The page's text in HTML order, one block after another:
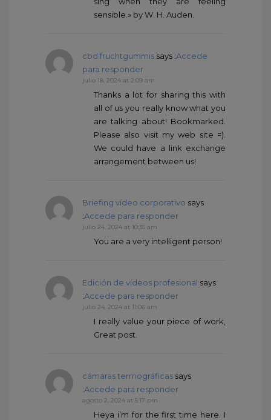
sensible.» by W. H. Auden.
cbd fruchtgummis says :Accede
para responder
julio 18, 2024 at 2:09 am
Thanks a lot for sharing this with
all of us you really know what you
are talking about! Bookmarked.
Please also visit my web site =).
We could have a link exchange
arrangement between us!
Briefing vídeo corporativo says
:Accede para responder
julio 24, 2024 at 10:35 am
You are a very intelligent person!
Edición de vídeos profesional says
:Accede para responder
julio 24, 2024 at 11:06 am
I really value your piece of work,
Great post.
cámaras termográficas says
:Accede para responder
agosto 2, 2024 at 5:17 pm
Heya i’m for the first time here. I